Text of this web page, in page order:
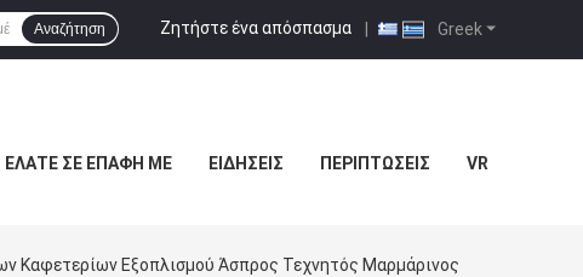
Greek
Ζητήστε ένα απόσπασμα |
Αναζήτηση
ΕΛΆΤΕ ΣΕ ΕΠΑΦΉ ΜΕ ΕΙΔΉΣΕΙΣ ΠΕΡΙΠΤΏΣΕΙΣ VR
Εξοπλισμού Άσπρος Τεχνητός Μαρμάρινος